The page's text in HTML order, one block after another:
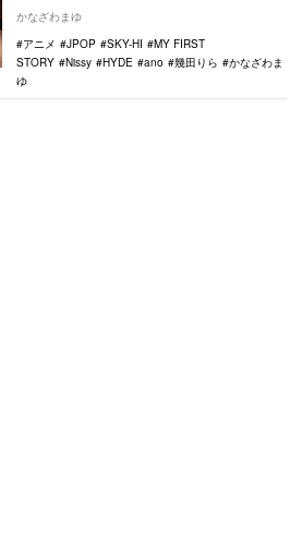
（フジテレビ…
かなざわまゆ
アニメ
JPOP SKY-HI
MY FIRST
STORY
Nissy HYDE ano 幾田りら
かなざわま
ゆ